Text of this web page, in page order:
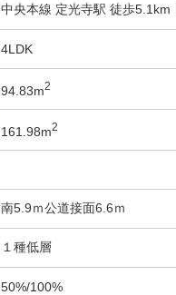
中央本線 定光寺駅 徒歩5.1km
4LDK
94.83m2
161.98m2
南5.9ｍ公道接面6.6ｍ
１種低層
50%/100%